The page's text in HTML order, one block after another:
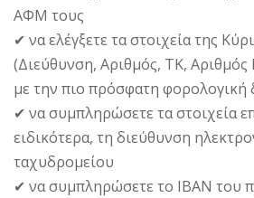
ΑΦΜ τους
✔ να ελέγξετε τα στοιχεία της
(Διεύθυνση, Αριθμός, ΤΚ,
με την πιο πρόσφατη
✔ να συμπληρώσετε τα στοιχεία
ειδικότερα, τη διεύθυνση
ταχυδρομείου
✔ να συμπληρώσετε το IBAN του